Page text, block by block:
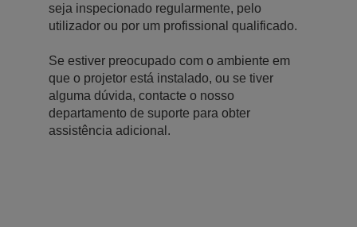
seja inspecionado regularmente, pelo
utilizador ou por um profissional qualificado.
Se estiver preocupado com o ambiente em
que o projetor está instalado, ou se tiver
alguma dúvida, contacte o nosso
departamento de suporte para obter
assistência adicional.